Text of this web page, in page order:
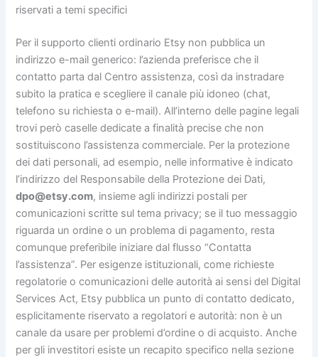
riservati a temi specifici
Per il supporto clienti ordinario Etsy non pubblica un
indirizzo e-mail generico: l’azienda preferisce che il
contatto parta dal Centro assistenza, così da instradare
subito la pratica e scegliere il canale più idoneo (chat,
telefono su richiesta o e-mail). All’interno delle pagine legali
trovi però caselle dedicate a finalità precise che non
sostituiscono l’assistenza commerciale. Per la protezione
dei dati personali, ad esempio, nelle informative è indicato
l’indirizzo del Responsabile della Protezione dei Dati,
dpo@etsy.com, insieme agli indirizzi postali per
comunicazioni scritte sul tema privacy; se il tuo messaggio
riguarda un ordine o un problema di pagamento, resta
comunque preferibile iniziare dal flusso “Contatta
l’assistenza”. Per esigenze istituzionali, come richieste
regolatorie o comunicazioni delle autorità ai sensi del Digital
Services Act, Etsy pubblica un punto di contatto dedicato,
esplicitamente riservato a regolatori e autorità: non è un
canale da usare per problemi d’ordine o di acquisto. Anche
per gli investitori esiste un recapito specifico nella sezione